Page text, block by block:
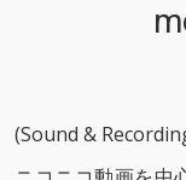
(Sound &